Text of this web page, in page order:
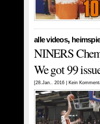
alle videos,
NINERS
We got 99
[28.Jan.. 2016 | Kein